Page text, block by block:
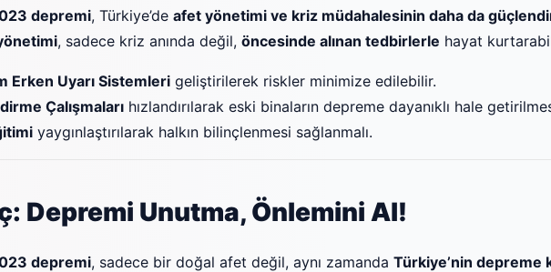
depremi, Türkiye’de afet yönetimi ve kriz müdahalesinin daha da
, sadece kriz anında değil, öncesinde alınan tedbirlerle hayat
Erken Uyarı Sistemleri geliştirilerek riskler minimize edilebilir.
Çalışmaları hızlandırılarak eski binaların depreme dayanıklı hale
yaygınlaştırılarak halkın bilinçlenmesi sağlanmalı.
Depremi Unutma, Önlemini Al!
depremi, sadece bir doğal afet değil, aynı zamanda Türkiye’nin depreme